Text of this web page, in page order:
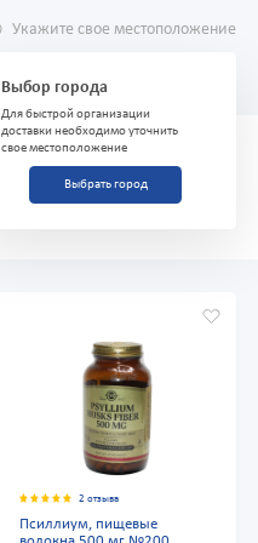
Укажите свое местоположение
Выбор города
Для быстрой организации
доставки необходимо уточнить
свое местоположение
Выбрать город
2 отзыва
Псиллиум, пищевые